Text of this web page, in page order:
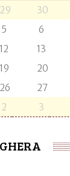
29 30
5 6
12 13
19 20
26 27
2 3